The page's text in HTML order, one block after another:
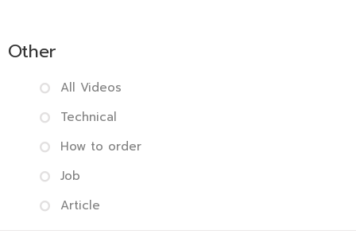
Other
All Videos
Technical
How to order
Job
Article